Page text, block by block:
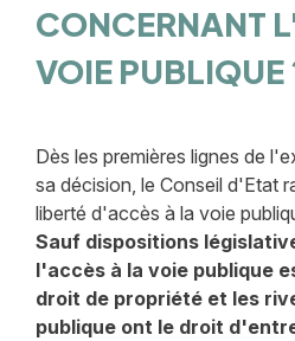
CONCERNANT
VOIE PUBLIQUE
Dès les premières lignes de
sa décision, le Conseil d'Etat
liberté d'accès à la voie
Sauf dispositions
l'accès à la voie publique
droit de propriété et les
publique ont le droit